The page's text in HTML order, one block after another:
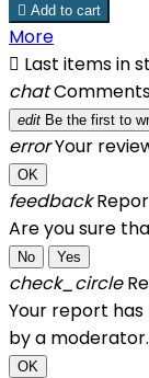
 Add to cart
More
 Last items in
chat
edit Be the first to
errorYour
OK
feedback
Are you sure
No Yes
check_circle
Your report
by a moderator.
OK